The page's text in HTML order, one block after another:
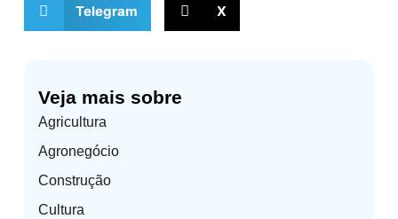
Veja mais sobre
Agricultura
Agronegócio
Construção
Cultura
Telegram X